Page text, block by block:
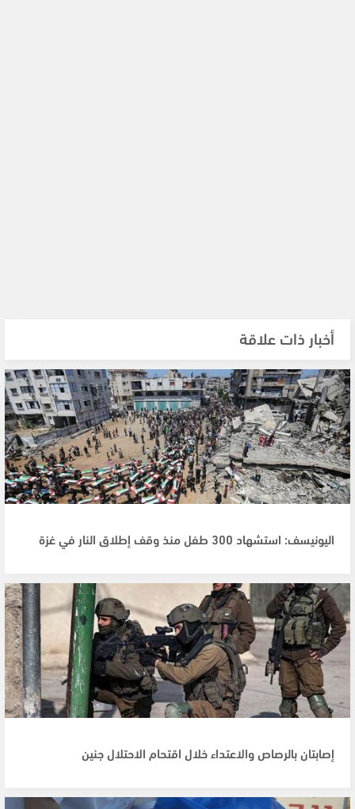
أخبار ذات علاقة
اليونيسف: استشهاد 300 طفل منذ وقف إطلاق النار في غزة
إصابتان بالرصاص والاعتداء خلال اقتحام الاحتلال جنين